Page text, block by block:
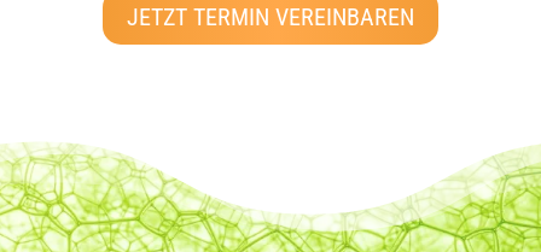
JETZT TERMIN VEREINBAREN